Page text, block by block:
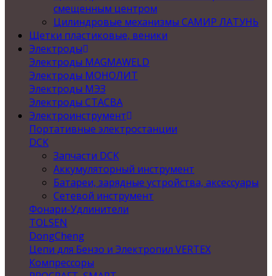
смещенным центром
Цилиндровые механизмы САМИР ЛАТУНЬ
Щетки пластиковые, веники
Электроды
Электроды MAGMAWELD
Электроды МОНОЛИТ
Электроды МЭЗ
Электроды СТАСВА
Электроинструмент
Портативные электростанции
DCK
Запчасти DCK
Аккумуляторный инструмент
Батареи, зарядные устройства, аксессуары
Сетевой инструмент
Фонари-Удлинители
TOLSEN
DongCheng
Цепи для Бензо и Электропил VERTEX
Компрессоры